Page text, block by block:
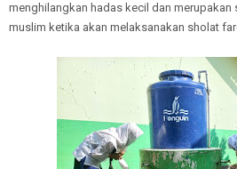
menghilangkan hadas kecil dan merupakan
muslim ketika akan melaksanakan sholat